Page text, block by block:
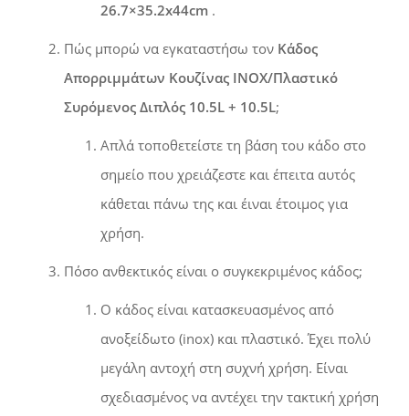
26.7×35.2x44cm .
Πώς μπορώ να εγκαταστήσω τον Κάδος
Απορριμμάτων Κουζίνας INOX/Πλαστικό
Συρόμενος Διπλός 10.5L + 10.5L;
Απλά τοποθετείστε τη βάση του κάδο στο
σημείο που χρειάζεστε και έπειτα αυτός
κάθεται πάνω της και έιναι έτοιμος για
χρήση.
Πόσο ανθεκτικός είναι ο συγκεκριμένος κάδος;
Ο κάδος είναι κατασκευασμένος από
ανοξείδωτο (inox) και πλαστικό. Έχει πολύ
μεγάλη αντοχή στη συχνή χρήση. Είναι
σχεδιασμένος να αντέχει την τακτική χρήση